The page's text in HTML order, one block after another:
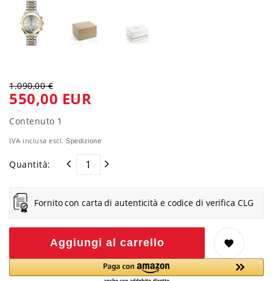
1.090,00 €
550,00 EUR
Contenuto 1
IVA inclusa escl. Spedizione
Quantità:
Fornito con carta di autenticità e codice di verifica CLG
Aggiungi al carrello